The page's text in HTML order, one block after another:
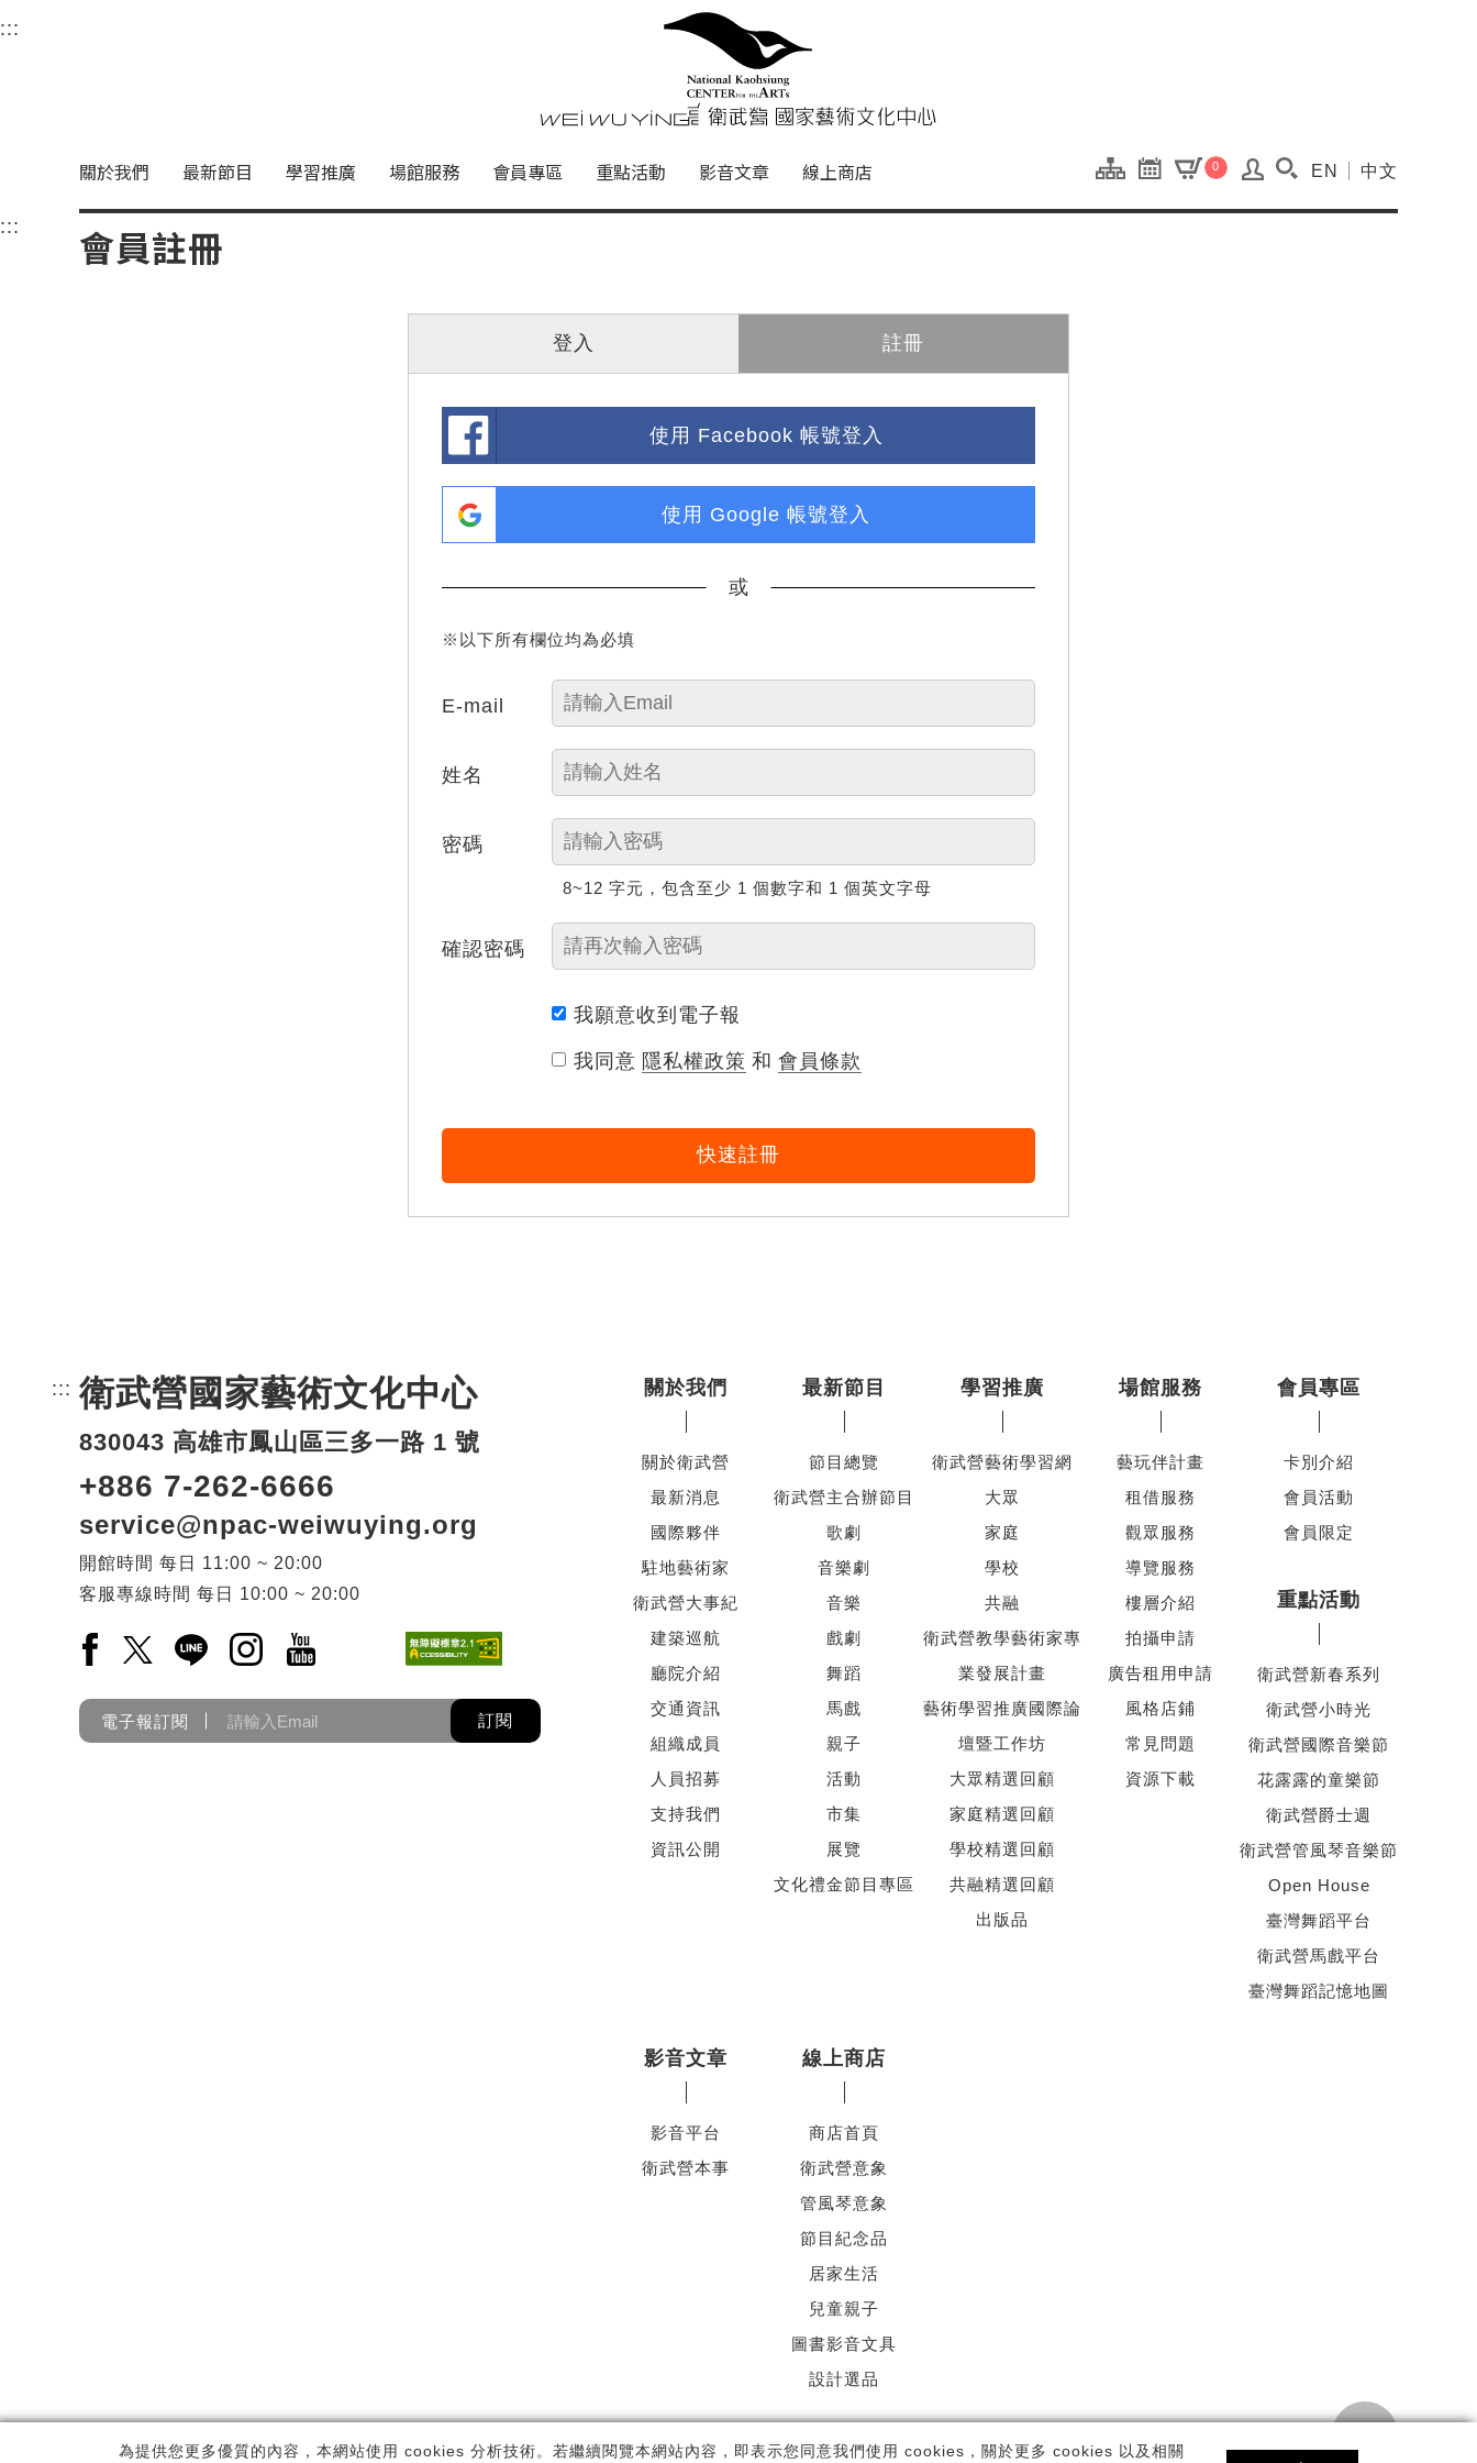
衛武營國家藝術文化中心
中央內容區塊，為本頁主要內容區。
::: 衛武營國家藝術文化中心 National
關於我們 最新節目 學習推廣 場館服務 會員專區 重點活動 影音文章 線上商店 0 搜尋(開啟搜尋視窗)
EN 中文
::: 中央內容區塊，為本頁主要內容區。
會員註冊
登入 註冊
使用 Facebook 帳號登入
使用 Google 帳號登入
或
※以下所有欄位均為必填
E-mail
姓名
密碼
8~12 字元，包含至少 1 個數字和 1 個英文字母
確認密碼
我願意收到電子報
我同意 隱私權政策 和 會員條款
快速註冊
為提供您更多優質的內容，本網站使用 cookies 分析技術。若繼續閱覽本網站內容，即表示您同意我們使用 cookies，關於更多 cookies 以及相關
::: 頁尾網站資訊。
衛武營國家藝術文化中心
830043 高雄市鳳山區三多一路 1 號
+886 7-262-6666
service@npac-weiwuying.org
開館時間 每日
11:00 ~ 20:00
客服專線時間 每日 10:00 ~ 20:00
Facebook(另開新視窗)
X(另開新視窗)
LINE(另開新視窗)
Instagram(另開新視窗)
YouTube(另開新視窗)
電子報訂閱 訂閱
關於我們
關於衛武營
最新消息
國際夥伴
駐地藝術家
衛武營大事紀
建築巡航
廳院介紹
交通資訊
組織成員
人員招募
支持我們
資訊公開
最新節目
節目總覽
衛武營主合辦節目
歌劇
音樂劇
音樂
戲劇
舞蹈
馬戲
親子
活動
市集
展覽
文化禮金節目專區
學習推廣
衛武營藝術學習網
大眾
家庭
學校
共融
衛武營教學藝術家專
業發展計畫
藝術學習推廣國際論
壇暨工作坊
大眾精選回顧
家庭精選回顧
學校精選回顧
共融精選回顧
出版品
場館服務
藝玩伴計畫
租借服務
觀眾服務
導覽服務
樓層介紹
拍攝申請
廣告租用申請
風格店鋪
常見問題
資源下載
會員專區
卡別介紹
會員活動
會員限定
重點活動
衛武營新春系列
衛武營小時光
衛武營國際音樂節
花露露的童樂節
衛武營爵士週
衛武營管風琴音樂節
Open House
臺灣舞蹈平台
衛武營馬戲平台
臺灣舞蹈記憶地圖
影音文章
影音平台
衛武營本事
線上商店
商店首頁
衛武營意象
管風琴意象
節目紀念品
居家生活
兒童親子
圖書影音文具
設計選品